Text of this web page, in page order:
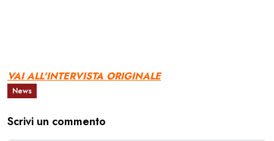
VAI ALL'INTERVISTA ORIGINALE
News
Scrivi un commento